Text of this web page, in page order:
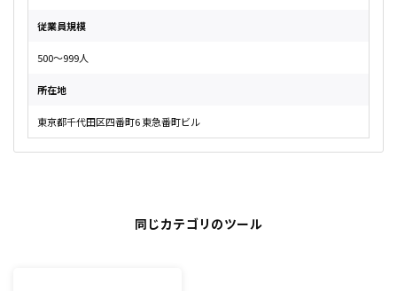
従業員規模
500〜999人
所在地
東京都千代田区四番町6 東急番町ビル
同じカテゴリのツール